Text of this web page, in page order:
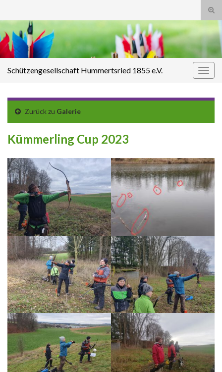
Search for:
Schützengesellschaft Hummertsried 1855 e.V.
Zurück zu Galerie
Kümmerling Cup 2023